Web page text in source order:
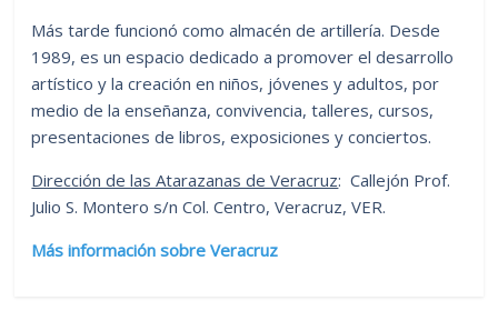
Más tarde funcionó como almacén de artillería. Desde
1989, es un espacio dedicado a promover el desarrollo
artístico y la creación en niños, jóvenes y adultos, por
medio de la enseñanza, convivencia, talleres, cursos,
presentaciones de libros, exposiciones y conciertos.
Dirección de las Atarazanas de Veracruz: Callejón Prof.
Julio S. Montero s/n Col. Centro, Veracruz, VER.
Más información sobre Veracruz